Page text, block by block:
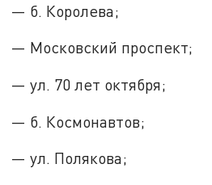
— б. Королева;
— Московский проспект;
— ул. 70 лет октября;
— б. Космонавтов;
— ул. Полякова;